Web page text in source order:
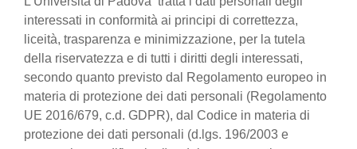
interessati in conformità ai principi di correttezza,
liceità, trasparenza e minimizzazione, per la tutela
della riservatezza e di tutti i diritti degli interessati,
secondo quanto previsto dal Regolamento europeo in
materia di protezione dei dati personali (Regolamento
UE 2016/679, c.d. GDPR), dal Codice in materia di
protezione dei dati personali (d.lgs. 196/2003 e